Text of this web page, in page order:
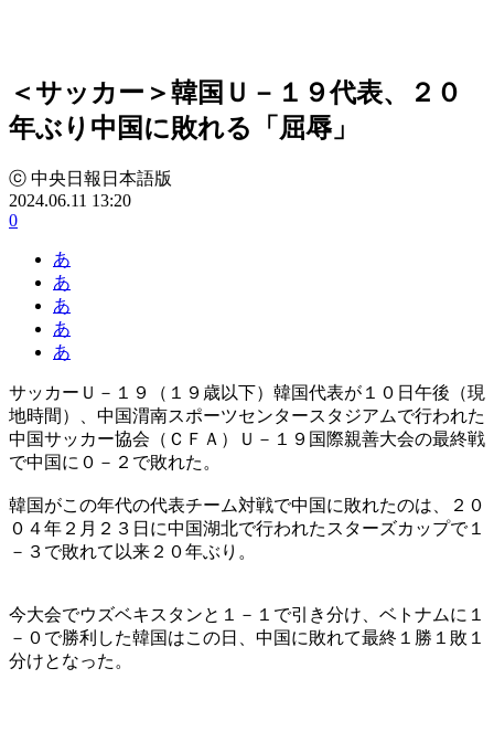
＜サッカー＞韓国Ｕ－１９代表、２０
年ぶり中国に敗れる「屈辱」
ⓒ 中央日報日本語版
2024.06.11 13:20
0
あ
あ
あ
あ
あ
サッカーＵ－１９（１９歳以下）韓国代表が１０日午後（現
地時間）、中国渭南スポーツセンタースタジアムで行われた
中国サッカー協会（ＣＦＡ）Ｕ－１９国際親善大会の最終戦
で中国に０－２で敗れた。
韓国がこの年代の代表チーム対戦で中国に敗れたのは、２０
０４年２月２３日に中国湖北で行われたスターズカップで１
－３で敗れて以来２０年ぶり。
今大会でウズベキスタンと１－１で引き分け、ベトナムに１
－０で勝利した韓国はこの日、中国に敗れて最終１勝１敗１
分けとなった。